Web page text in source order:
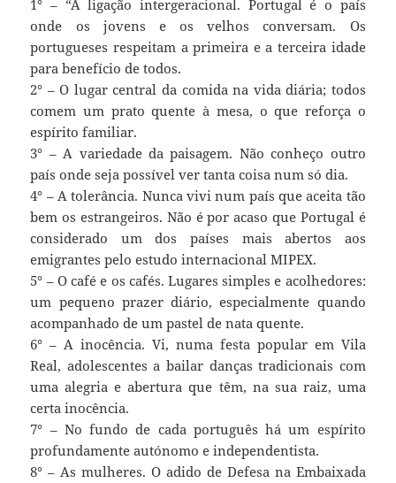
1° – “A ligação intergeracional. Portugal é o país
onde os jovens e os velhos conversam. Os
portugueses respeitam a primeira e a terceira idade
para benefício de todos.
2° – O lugar central da comida na vida diária; todos
comem um prato quente à mesa, o que reforça o
espírito familiar.
3° – A variedade da paisagem. Não conheço outro
país onde seja possível ver tanta coisa num só dia.
4° – A tolerância. Nunca vivi num país que aceita tão
bem os estrangeiros. Não é por acaso que Portugal é
considerado um dos países mais abertos aos
emigrantes pelo estudo internacional MIPEX.
5° – O café e os cafés. Lugares simples e acolhedores:
um pequeno prazer diário, especialmente quando
acompanhado de um pastel de nata quente.
6° – A inocência. Vi, numa festa popular em Vila
Real, adolescentes a bailar danças tradicionais com
uma alegria e abertura que têm, na sua raiz, uma
certa inocência.
7° – No fundo de cada português há um espírito
profundamente autónomo e independentista.
8° – As mulheres. O adido de Defesa na Embaixada